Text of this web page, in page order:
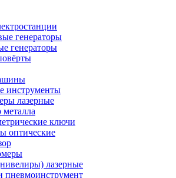
генераторы
генераторы
инструменты
лазерные
металла
ключи
оптические
лазерные
пневмоинструмент